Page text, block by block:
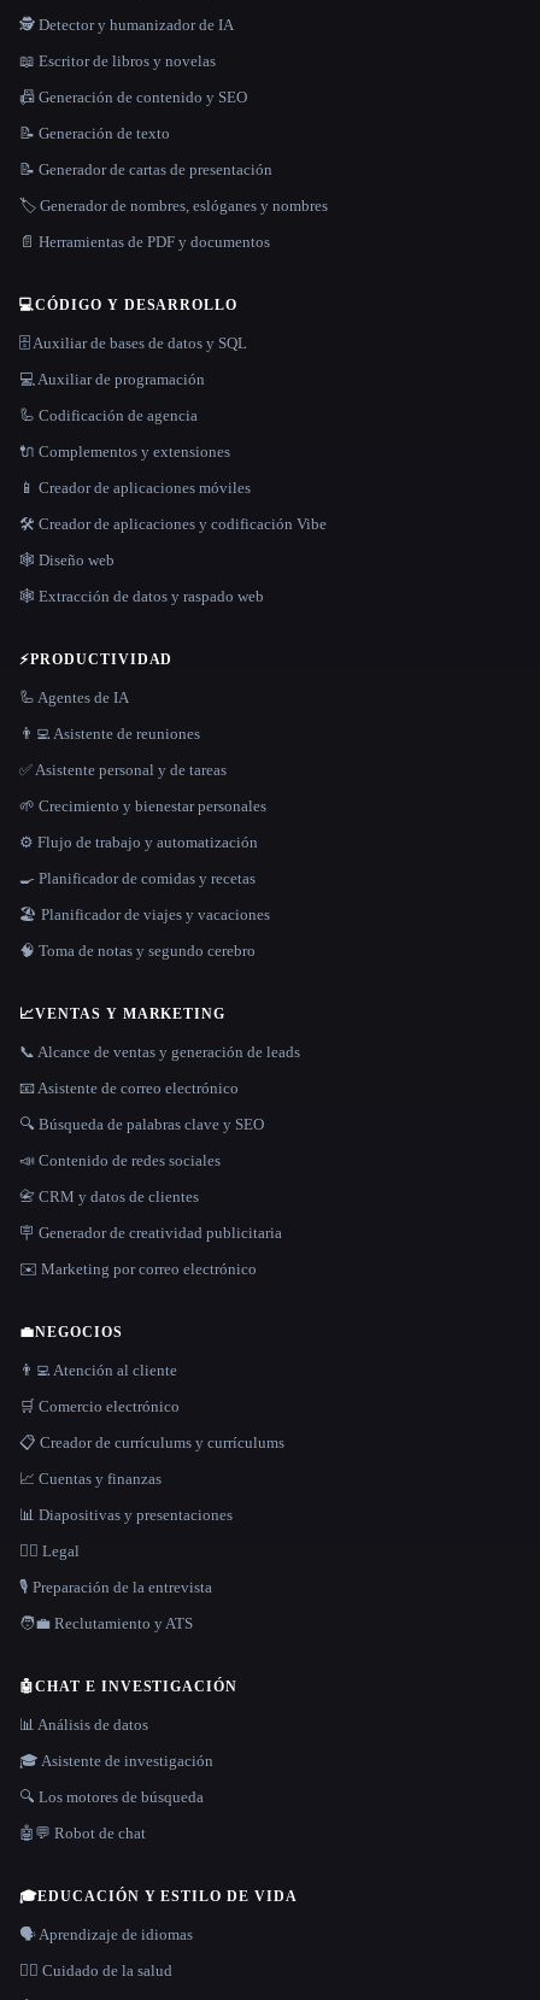
🕵️ Detector y humanizador de IA
📖 Escritor de libros y novelas
📠 Generación de contenido y SEO
📝 Generación de texto
📝 Generador de cartas de presentación
🏷️ Generador de nombres, eslóganes y nombres
📄 Herramientas de PDF y documentos
💻CÓDIGO Y DESARROLLO
🗄️ Auxiliar de bases de datos y SQL
💻 Auxiliar de programación
🦾 Codificación de agencia
🔌 Complementos y extensiones
📱 Creador de aplicaciones móviles
🛠️ Creador de aplicaciones y codificación Vibe
🕸 Diseño web
🕸️ Extracción de datos y raspado web
⚡PRODUCTIVIDAD
🦾 Agentes de IA
👨‍💻 Asistente de reuniones
✅ Asistente personal y de tareas
🌱 Crecimiento y bienestar personales
⚙️ Flujo de trabajo y automatización
🍳 Planificador de comidas y recetas
🏖 Planificador de viajes y vacaciones
🧠 Toma de notas y segundo cerebro
📈VENTAS Y MARKETING
📞 Alcance de ventas y generación de leads
📧 Asistente de correo electrónico
🔍 Búsqueda de palabras clave y SEO
📣 Contenido de redes sociales
📇 CRM y datos de clientes
🪧 Generador de creatividad publicitaria
✉️ Marketing por correo electrónico
💼NEGOCIOS
👨‍💻 Atención al cliente
🛒 Comercio electrónico
📋 Creador de currículums y currículums
📈 Cuentas y finanzas
📊 Diapositivas y presentaciones
👩‍⚖️ Legal
🎙️ Preparación de la entrevista
🧑‍💼 Reclutamiento y ATS
🤖CHAT E INVESTIGACIÓN
📊 Análisis de datos
🎓 Asistente de investigación
🔍 Los motores de búsqueda
🤖💬 Robot de chat
🎓EDUCACIÓN Y ESTILO DE VIDA
🗣️ Aprendizaje de idiomas
👩‍⚕️ Cuidado de la salud